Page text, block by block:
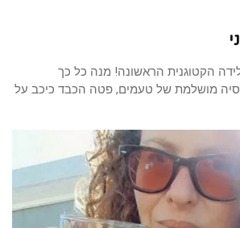
הקטוגנית הראשונה! מנה כל כך
מושלמת של טעמים, פטה הכבד כיכב על